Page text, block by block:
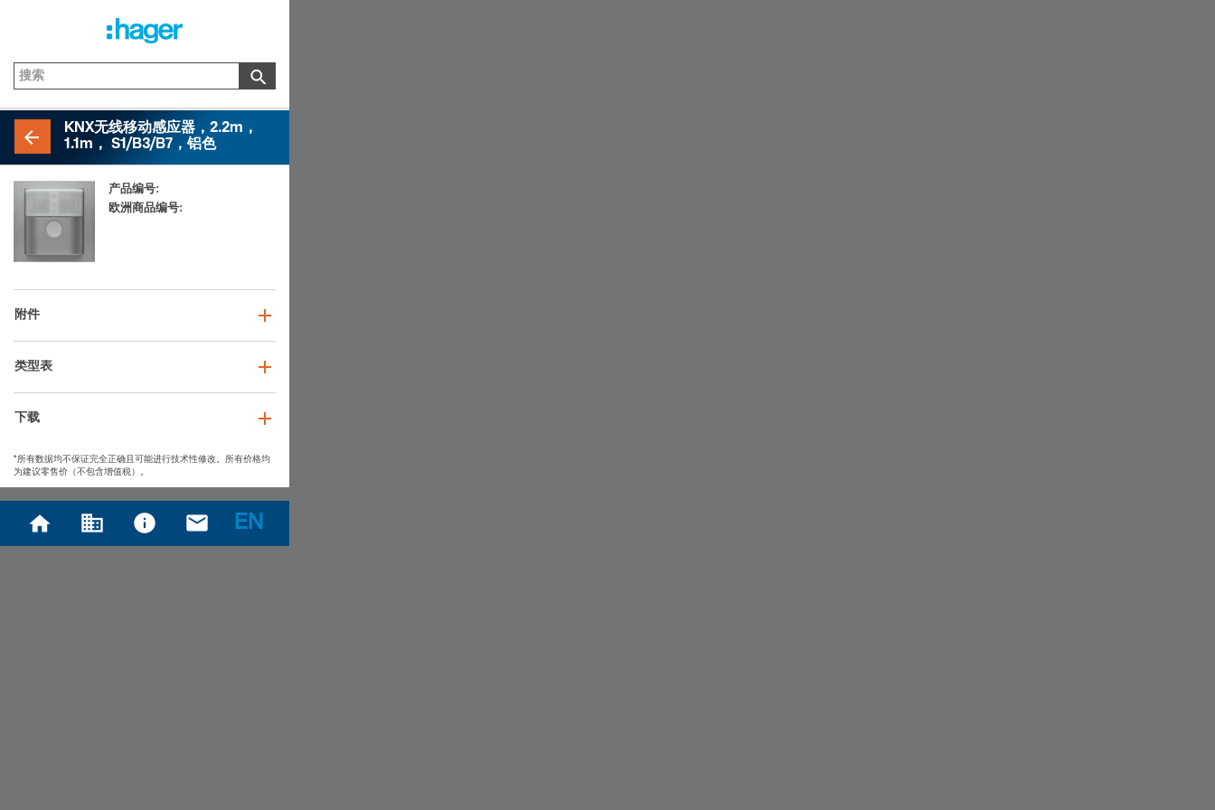
KNX无线移动感应器，2.2m，
1.1m， S1/B3/B7，铝色
产品编号:
85346183
欧洲商品编号:
4011334374633
附件
类型表
下载
*所有数据均不保证完全正确且可能进行技术性修改。所有价格均
为建议零售价（不包含增值税）。
EN